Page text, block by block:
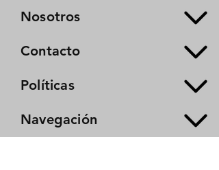
Nosotros
Contacto
Políticas
Navegación